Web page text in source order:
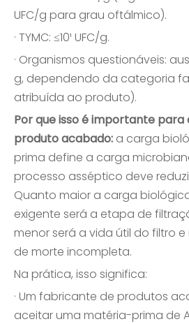
UFC/g para grau oftálmico).
· TYMC: ≤10¹ UFC/g.
· Organismos questionáveis:
g, dependendo da categoria
atribuída ao produto).
Por que isso é importante
produto acabado: a carga
prima define a carga
processo asséptico deve reduzir
Quanto maior a carga
exigente será a etapa de
menor será a vida útil do filtro
de morte incompleta.
Na prática, isso significa:
· Um fabricante de produtos
aceitar uma matéria-prima de